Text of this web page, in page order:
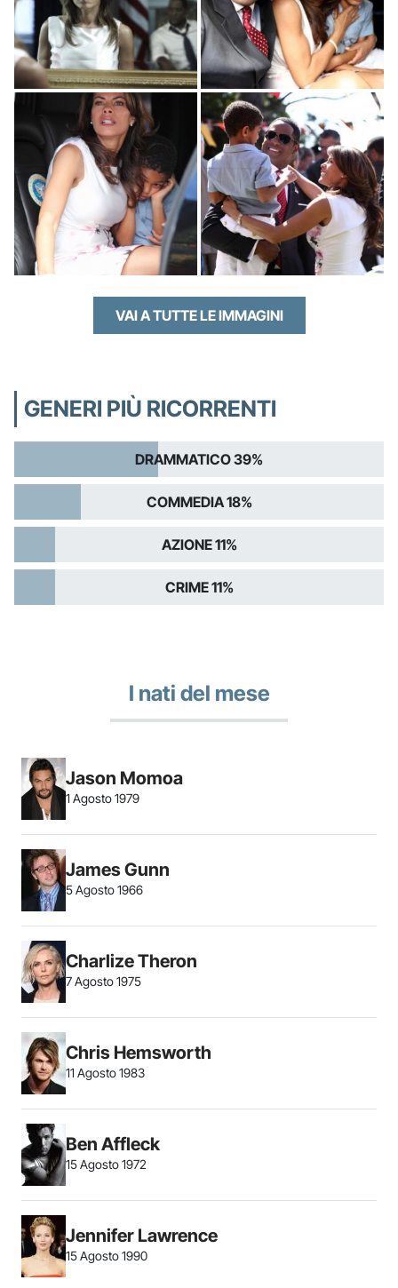
VAI A TUTTE LE IMMAGINI
GENERI PIÙ RICORRENTI
DRAMMATICO 39%
COMMEDIA 18%
AZIONE 11%
CRIME 11%
I nati del mese
Jason Momoa
1 Agosto 1979
James Gunn
5 Agosto 1966
Charlize Theron
7 Agosto 1975
Chris Hemsworth
11 Agosto 1983
Ben Affleck
15 Agosto 1972
Jennifer Lawrence
15 Agosto 1990